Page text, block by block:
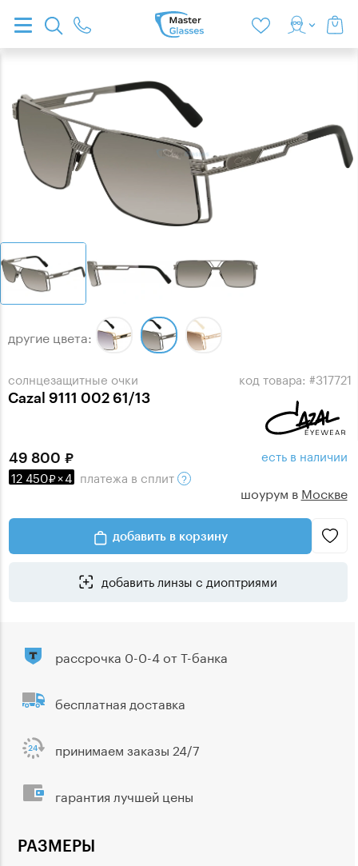
солнцезащитные очки
Cazal 9111 002 61/13
код товара: #317721
другие цвета:
49 800
12 450 ×4 платежа в сплит
есть в наличии
шоурум в Москве
добавить в корзину
добавить линзы с диоптриями
РАЗМЕРЫ
рассрочка 0-0-4 от Т-банка
бесплатная доставка
принимаем заказы 24/7
гарантия лучшей цены